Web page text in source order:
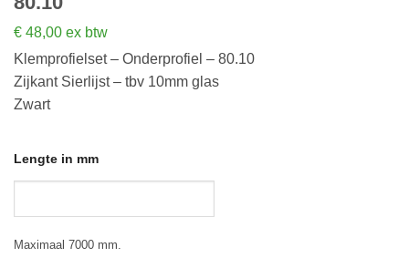
€ 48,00 ex btw
Klemprofielset – Onderprofiel – 80.10
Zijkant Sierlijst – tbv 10mm glas
Zwart
Lengte in mm
Maximaal 7000 mm.